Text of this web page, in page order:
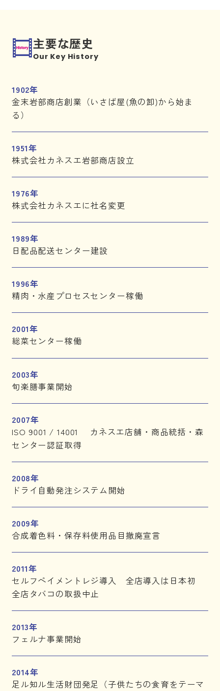
主要な歴史
Our Key History
1902年
金末岩部商店創業（いさば屋(魚の卸)から始ま
る）
1951年
株式会社カネスエ岩部商店設立
1976年
株式会社カネスエに社名変更
1989年
日配品配送センター建設
1996年
精肉・水産プロセスセンター稼働
2001年
総菜センター稼働
2003年
旬楽膳事業開始
2007年
ISO 9001 / 14001 カネスエ店舗・商品統括・森
センター認証取得
2008年
ドライ自動発注システム開始
2009年
合成着色料・保存料使用品目撤廃宣言
2011年
セルフペイメントレジ導入 全店導入は日本初
全店タバコの取扱中止
2013年
フェルナ事業開始
2014年
足ル知ル生活財団発足（子供たちの食育をテーマ